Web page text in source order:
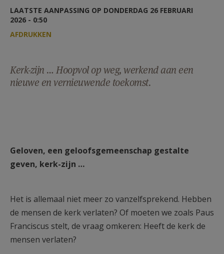
AANMELDEN OF REGISTREREN
LAATSTE AANPASSING OP DONDERDAG 26 FEBRUARI
2026 - 0:50
AFDRUKKEN
Kerk-zijn … Hoopvol op weg, werkend aan een
nieuwe en vernieuwende toekomst.
Geloven, een geloofsgemeenschap gestalte
geven, kerk-zijn …
Het is allemaal niet meer zo vanzelfsprekend. Hebben
de mensen de kerk verlaten? Of moeten we zoals Paus
Franciscus stelt, de vraag omkeren: Heeft de kerk de
mensen verlaten?